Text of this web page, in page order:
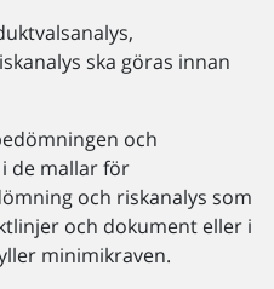
ska göras innan
och
de mallar för
och riskanalys som
och dokument eller i
minimikraven.